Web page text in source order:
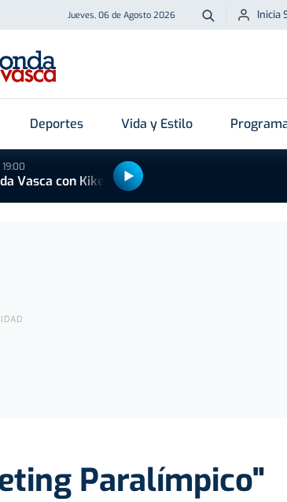
Jueves, 06 de Agosto 2026 Buscar
Inicia
Deportes Vida y Estilo
Vasca con Kike Alonso
Paralímpico"